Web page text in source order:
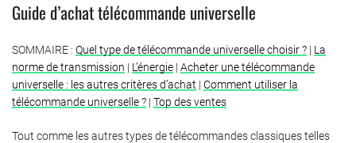
Guide d’achat télécommande universelle
SOMMAIRE : Quel type de télécommande universelle choisir ? | La
norme de transmission | L’énergie | Acheter une télécommande
universelle : les autres critères d’achat | Comment utiliser la
télécommande universelle ? | Top des ventes
Tout comme les autres types de télécommandes classiques telles